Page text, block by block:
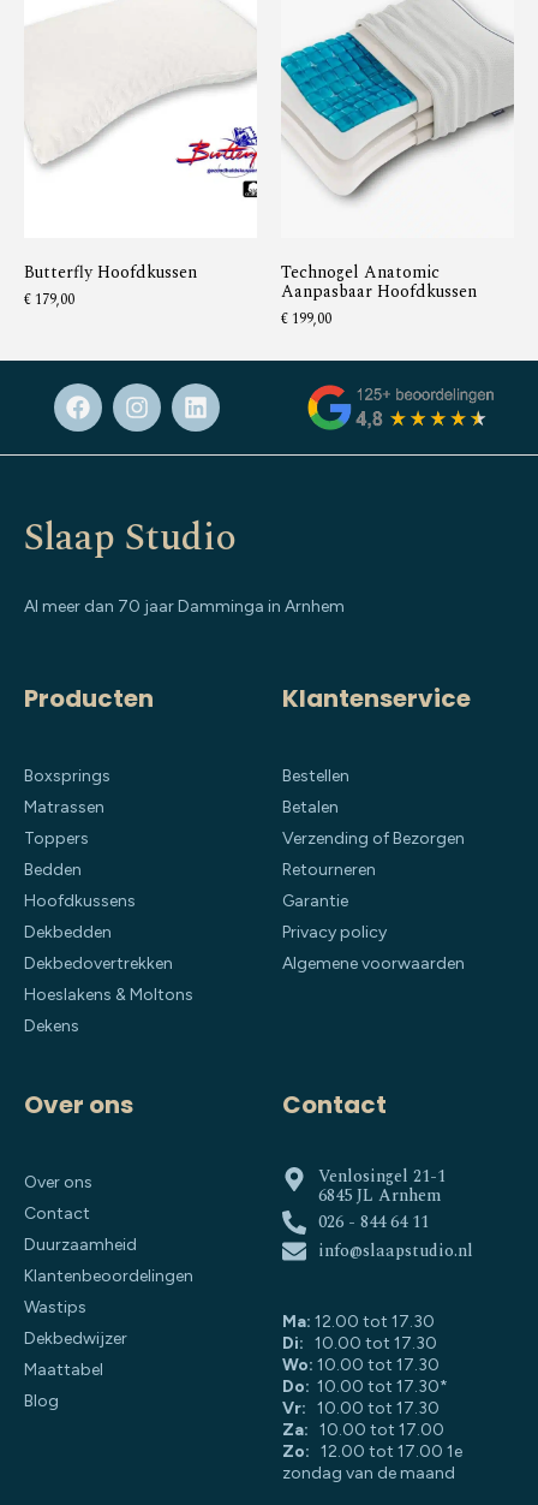
Butterfly Hoofdkussen
€179,00
Technogel Anatomic
Aanpasbaar Hoofdkussen
€199,00
Slaap Studio
Al meer dan 70 jaar Damminga in Arnhem
Producten
Boxsprings
Matrassen
Toppers
Bedden
Hoofdkussens
Dekbedden
Dekbedovertrekken
Hoeslakens & Moltons
Dekens
Klantenservice
Bestellen
Betalen
Verzending of Bezorgen
Retourneren
Garantie
Privacy policy
Algemene voorwaarden
Over ons
Over ons
Contact
Duurzaamheid
Klantenbeoordelingen
Wastips
Dekbedwijzer
Maattabel
Blog
Contact
Venlosingel 21-1
6845 JL Arnhem
026 - 844 64 11
info@slaapstudio.nl
Ma: 12.00 tot 17.30
Di: 10.00 tot 17.30
Wo: 10.00 tot 17.30
Do: 10.00 tot 17.30*
Vr: 10.00 tot 17.30
Za: 10.00 tot 17.00
Zo: 12.00 tot 17.00 1e
zondag van de maand